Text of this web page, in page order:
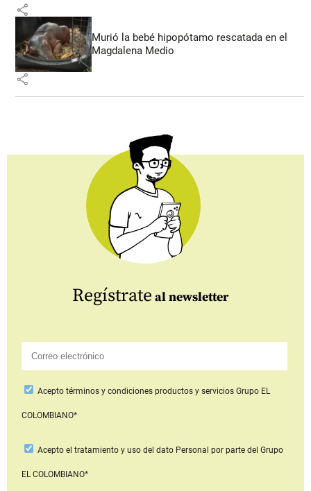
share
Murió la bebé hipopótamo rescatada en el
Magdalena Medio
share
Regístrate al newsletter
Aceptotérminos y condiciones productos y serviciosGrupo EL
COLOMBIANO*
Acepto el tratamiento y uso del dato Personal por parte del Grupo
EL COLOMBIANO*